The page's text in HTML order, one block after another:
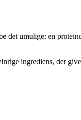
det umulige: en
ingrediens, der